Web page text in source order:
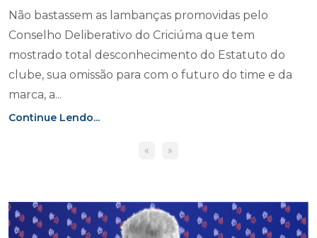
Não bastassem as lambanças promovidas pelo
Conselho Deliberativo do Criciúma que tem
mostrado total desconhecimento do Estatuto do
clube, sua omissão para com o futuro do time e da
marca, a...
Continue Lendo...
« »